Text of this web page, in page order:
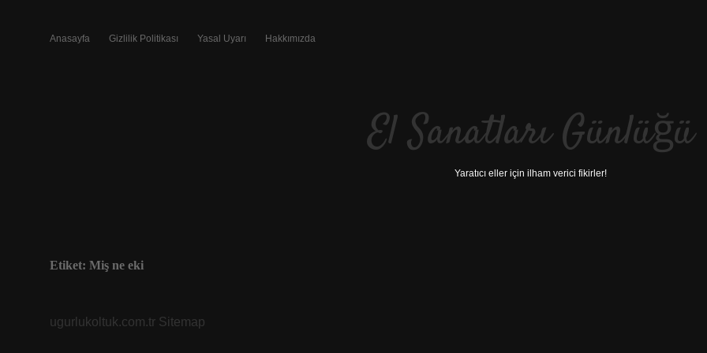
Anasayfa Gizlilik Politikası Yasal Uyarı Hakkımızda
El Sanatları Günlüğü
Yaratıcı eller için ilham verici fikirler!
Etiket: Miş ne eki
ugurlukoltuk.com.tr Sitemap